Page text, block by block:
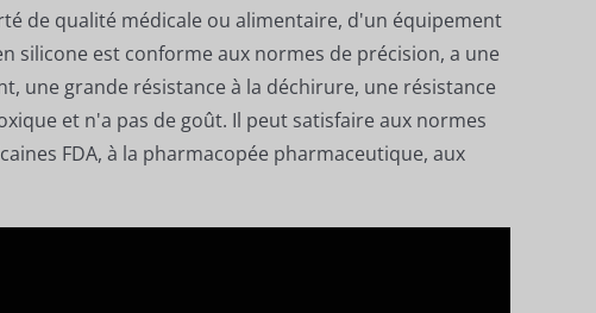
de qualité médicale ou alimentaire, d'un équipement
silicone est conforme aux normes de précision, a une
une grande résistance à la déchirure, une résistance
et n'a pas de goût. Il peut satisfaire aux normes
FDA, à la pharmacopée pharmaceutique, aux